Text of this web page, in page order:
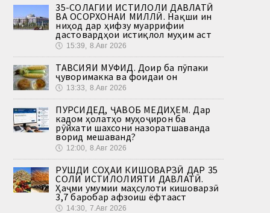
35-СОЛАГИИ ИСТИҚЛОЛИ ДАВЛАТӢ
ВА ОСОРХОНАИ МИЛЛӢ. Нақши ин
ниҳод дар ҳифзу муаррифии
дастовардҳои истиқлол муҳим аст
🕔 15:39, 8.Авг 2026
ТАВСИЯИ МУФИД. Доир ба пӯпаки
ҷуворимакка ва фоидаи он
🕔 13:33, 8.Авг 2026
ПУРСИДЕД, ҶАВОБ МЕДИҲЕМ. Дар
кадом ҳолатҳо муҳоҷирон ба
рӯйхати шахсони назоратшаванда
ворид мешаванд?
🕔 12:00, 8.Авг 2026
РУШДИ СОҲАИ КИШОВАРЗӢ ДАР 35
СОЛИ ИСТИҚЛОЛИЯТИ ДАВЛАТӢ.
Ҳаҷми умумии маҳсулоти кишоварзӣ
3,7 баробар афзоиш ёфтааст
🕔 14:30, 7.Авг 2026